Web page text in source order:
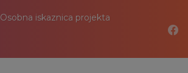
Osobna iskaznica projekta